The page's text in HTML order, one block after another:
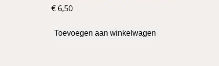
€6,50
Toevoegen aan winkelwagen